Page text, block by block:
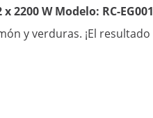
2200 W Modelo: RC-EG001
y verduras. ¡El resultado